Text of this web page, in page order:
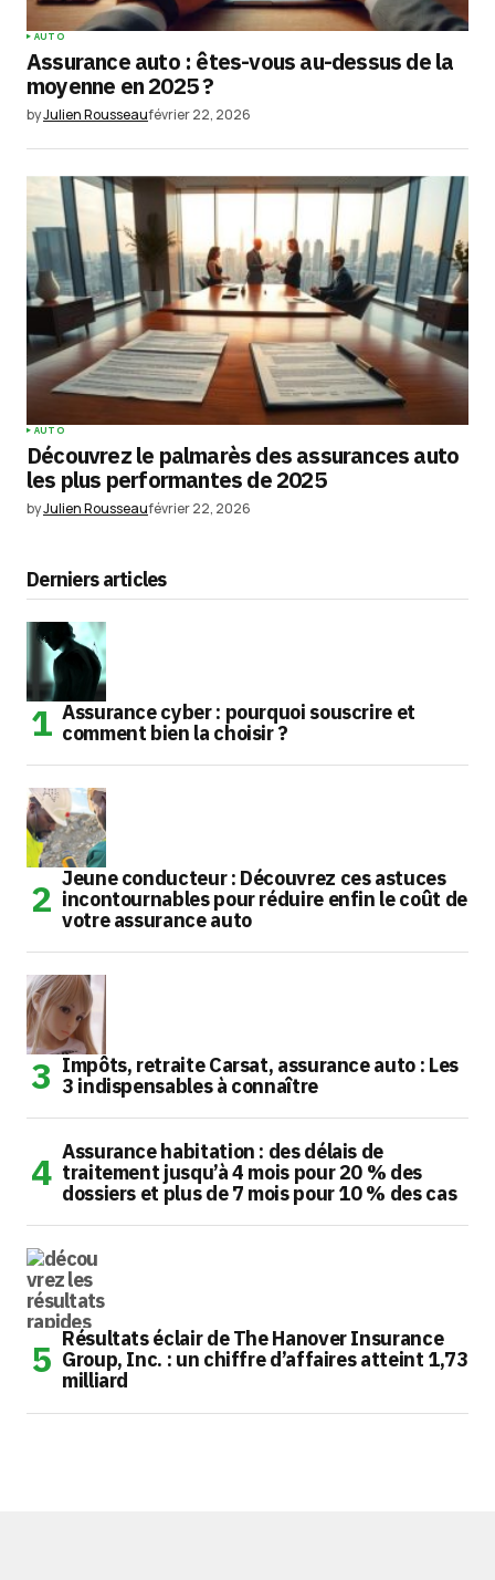
AUTO
Assurance auto : êtes-vous au-dessus de la
moyenne en 2025 ?
byJulien Rousseaufévrier 22, 2026
AUTO
Découvrez le palmarès des assurances auto
les plus performantes de 2025
byJulien Rousseaufévrier 22, 2026
Derniers articles
Assurance cyber : pourquoi souscrire et
comment bien la choisir ?
Jeune conducteur : Découvrez ces astuces
incontournables pour réduire enfin le coût de
votre assurance auto
Impôts, retraite Carsat, assurance auto : Les
3 indispensables à connaître
Assurance habitation : des délais de
traitement jusqu’à 4 mois pour 20 % des
dossiers et plus de 7 mois pour 10 % des cas
Résultats éclair de The Hanover Insurance
Group, Inc. : un chiffre d’affaires atteint 1,73
milliard